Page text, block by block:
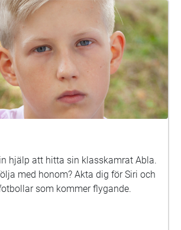
hjälp att hitta sin klasskamrat Abla.
med honom? Akta dig för Siri och
som kommer flygande.